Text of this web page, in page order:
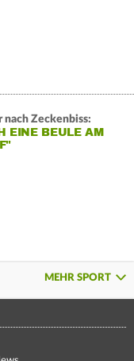
nach Zeckenbiss:
EINE BEULE AM
MEHR SPORT